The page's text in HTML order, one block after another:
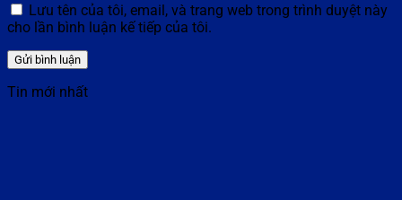
Lưu tên của tôi, email, và trang web trong trình duyệt này
cho lần bình luận kế tiếp của tôi.
Tin mới nhất